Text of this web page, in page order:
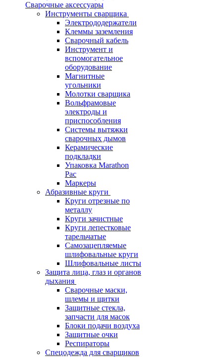
Сварочные аксессуары
Инструменты сварщика
Электрододержатели
Клеммы заземления
Сварочный кабель
Инструмент и
вспомогательное
оборудование
Магнитные
угольники
Молотки сварщика
Вольфрамовые
электроды и
приспособления
Системы вытяжки
сварочных дымов
Керамические
подкладки
Упаковка Marathon
Pac
Маркеры
Абразивные круги
Круги отрезные по
металлу
Круги зачистные
Круги лепестковые
тарельчатые
Самозацепляемые
шлифовальные круги
Шлифовальные листы
Защита лица, глаз и органов
дыхания
Сварочные маски,
шлемы и щитки
Защитные стекла,
запчасти для масок
Блоки подачи воздуха
Защитные очки
Респираторы
Спецодежда для сварщиков